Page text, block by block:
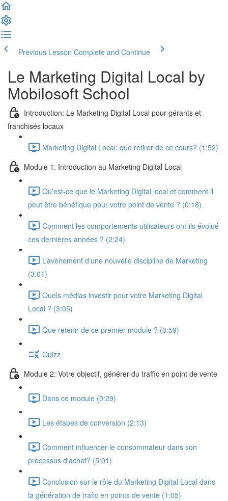
Previous Lesson Complete and Continue
Le Marketing Digital Local by
Mobilosoft School
Introduction: Le Marketing Digital Local pour gérants et
franchisés locaux
Marketing Digital Local: que retirer de ce cours? (1:52)
Module 1: Introduction au Marketing Digital Local
Qu'est-ce que le Marketing Digital local et comment il
peut être bénéfique pour votre point de vente ? (0:18)
Comment les comportements utilisateurs ont-ils évolué
ces dernières années ? (2:24)
L’avènement d’une nouvelle discipline de Marketing
(3:01)
Quels médias investir pour votre Marketing Digital
Local ? (3:05)
Que retenir de ce premier module ? (0:59)
Quizz
Module 2: Votre objectif, générer du traffic en point de vente
Dans ce module (0:29)
Les étapes de conversion (2:13)
Comment influencer le consommateur dans son
processus d'achat? (5:01)
Conclusion sur le rôle du Marketing Digital Local dans
la génération de trafic en points de vente (1:05)